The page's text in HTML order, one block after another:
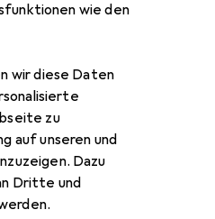
wie den
wir diese Daten
zu
auf unseren und
Dazu
Dritte und